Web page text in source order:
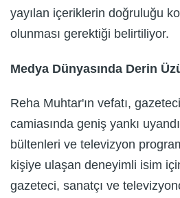
yayılan içeriklerin doğruluğu
olunması gerektiği belirtiliyor.
Medya Dünyasında Derin
Reha Muhtar'ın vefatı,
camiasında geniş yankı
bültenleri ve televizyon
kişiye ulaşan deneyimli isim
gazeteci, sanatçı ve